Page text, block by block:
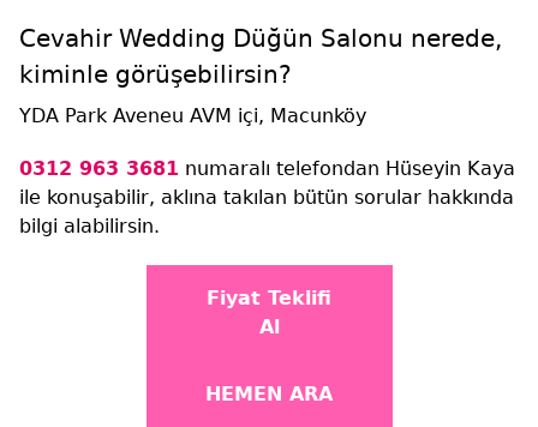
Cevahir Wedding Düğün Salonu nerede,
kiminle görüşebilirsin?
YDA Park Aveneu AVM içi, Macunköy
0312 963 3681 numaralı telefondan Hüseyin Kaya
ile konuşabilir, aklına takılan bütün sorular hakkında
bilgi alabilirsin.
Fiyat Teklifi
Al
HEMEN ARA